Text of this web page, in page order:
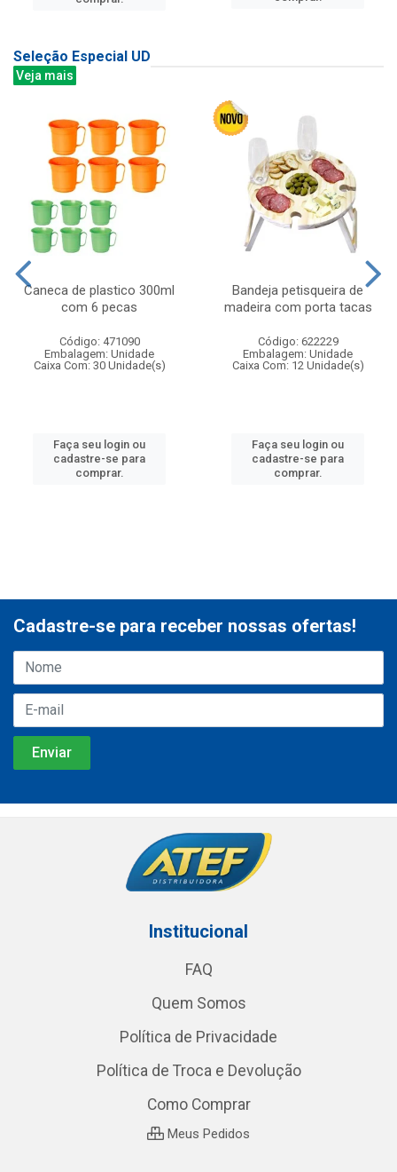
Seleção Especial UD
Veja mais
Caneca de plastico 300ml
com 6 pecas
Código: 471090
Embalagem: Unidade
Caixa Com: 30 Unidade(s)
Faça seu login ou
cadastre-se para
comprar.
Bandeja petisqueira de
madeira com porta tacas
Código: 622229
Embalagem: Unidade
Caixa Com: 12 Unidade(s)
Faça seu login ou
cadastre-se para
comprar.
Cadastre-se para receber nossas ofertas!
Institucional
FAQ
Quem Somos
Política de Privacidade
Política de Troca e Devolução
Como Comprar
Meus Pedidos